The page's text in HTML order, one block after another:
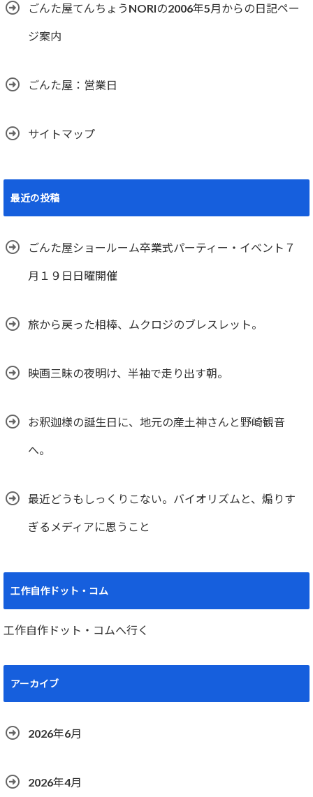
ごんた屋てんちょうNORIの2006年5月からの日記ペー
ジ案内
ごんた屋：営業日
サイトマップ
最近の投稿
ごんた屋ショールーム卒業式パーティー・イベント７
月１９日日曜開催
旅から戻った相棒、ムクロジのブレスレット。
映画三昧の夜明け、半袖で走り出す朝。
お釈迦様の誕生日に、地元の産土神さんと野崎観音
へ。
最近どうもしっくりこない。バイオリズムと、煽りす
ぎるメディアに思うこと
工作自作ドット・コム
工作自作ドット・コムへ行く
アーカイブ
2026年6月
2026年4月